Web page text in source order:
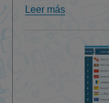
Leer más